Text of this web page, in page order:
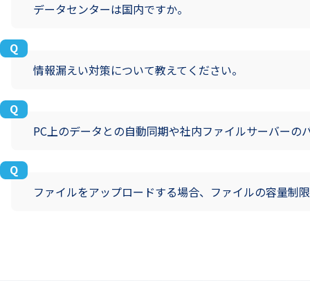
データセンターは国内ですか。
情報漏えい対策について教えてください。
PC上のデータとの自動同期や社内ファイルサーバーの
ファイルをアップロードする場合、ファイルの容量制